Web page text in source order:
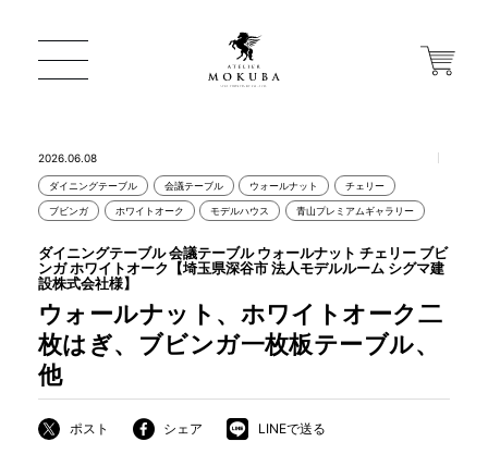
ONLINE STORE
店舗から探す
一枚板 ATELIER MOKUBA HOME
MOKUBA について
2026.06.08
ダイニングテーブル 会議テーブル ウォールナット チェリー
ブビンガ ホワイトオーク モデルハウス 青山プレミアムギャラリー
ウォールナット、ホワイトオーク二
枚はぎ、ブビンガ一枚板テーブル、
他
ダイニングテーブル 会議テーブル ウォールナット チェリー ブビ
ンガ ホワイトオーク【埼玉県深谷市 法人モデルルーム シグマ建
設株式会社様】
ポスト シェア LINEで送る